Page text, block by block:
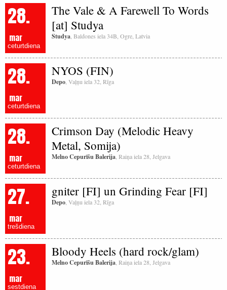
28.
mar
ceturtdiena
The Vale & A Farewell To Words
[at] Studya
Studya , Baldones iela 34B, Ogre, Latvia
28.
mar
ceturtdiena
NYOS (FIN)
Depo , Vaļņu iela 32, Rīga
28.
mar
ceturtdiena
Crimson Day (Melodic Heavy
Metal, Somija)
Melno Cepurīšu Balerija , Raiņa iela 28, Jelgava
27.
mar
trešdiena
gniter [FI] un Grinding Fear [FI]
Depo , Vaļņu iela 32, Rīga
23.
mar
sestdiena
Bloody Heels (hard rock/glam)
Melno Cepurīšu Balerija , Raiņa iela 28, Jelgava